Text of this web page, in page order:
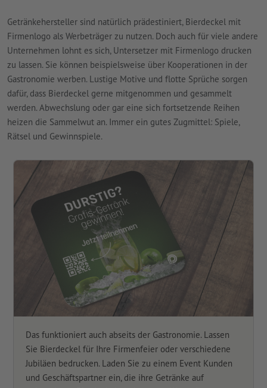
Getränkehersteller sind natürlich prädestiniert, Bierdeckel mit
Firmenlogo als Werbeträger zu nutzen. Doch auch für viele andere
Unternehmen lohnt es sich, Untersetzer mit Firmenlogo drucken
zu lassen. Sie können beispielsweise über Kooperationen in der
Gastronomie werben. Lustige Motive und flotte Sprüche sorgen
dafür, dass Bierdeckel gerne mitgenommen und gesammelt
werden. Abwechslung oder gar eine sich fortsetzende Reihen
heizen die Sammelwut an. Immer ein gutes Zugmittel: Spiele,
Rätsel und Gewinnspiele.
Das funktioniert auch abseits der Gastronomie. Lassen
Sie Bierdeckel für Ihre Firmenfeier oder verschiedene
Jubiläen bedrucken. Laden Sie zu einem Event Kunden
und Geschäftspartner ein, die ihre Getränke auf